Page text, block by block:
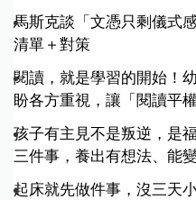
馬斯克談「文憑只剩儀式
清單＋對策
閱讀，就是學習的開始！
盼各方重視，讓「閱讀平
孩子有主見不是叛逆，是
三件事，養出有想法、能
起床就先做件事，沒三天